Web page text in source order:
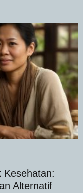
Kesehatan:
Alternatif